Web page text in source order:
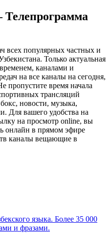
всех популярных частных и
Только актуальная
каналами и
на все каналы на сегодня,
пропустите время начала
трансляций
новости, музыка,
Для вашего удобства на
на просмотр online, вы
онлайн в прямом эфире
каналы вещающие в
языка. Более 35 000
и фразами.